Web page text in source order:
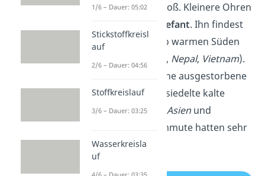
Ohren sind sehr groß. Kleinere Ohren
indische Elefant. Ihn findest
du im nicht ganz so warmen Süden
Asiens (Bsp.
, Nepal, Vietnam).
— eine ausgestorbene
Elefanten Art — besiedelte kalte
Gebiete inEuropa ,Asien und
. Mammute hatten sehr
kleine Ohren.
1/6 – Dauer: 05:02
Stickstoffkreisl
auf
2/6 – Dauer: 04:56
Stoffkreislauf
3/6 – Dauer: 03:25
Wasserkreisla
uf